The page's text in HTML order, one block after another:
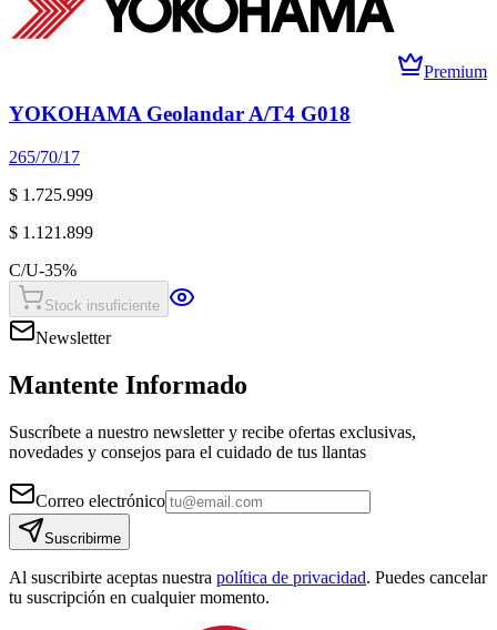
Premium
YOKOHAMA Geolandar A/T4 G018
265/70/17
$ 1.725.999
$ 1.121.899
C/U-35%
Stock insuficiente
Newsletter
Mantente Informado
Suscríbete a nuestro newsletter y recibe ofertas exclusivas,
novedades y consejos para el cuidado de tus llantas
Correo electrónico
Suscribirme
Al suscribirte aceptas nuestra política de privacidad. Puedes cancelar
tu suscripción en cualquier momento.